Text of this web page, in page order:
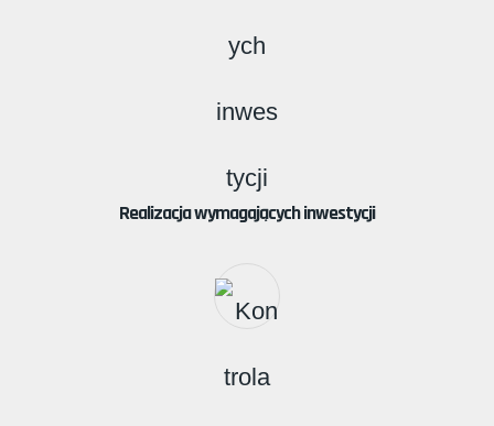
Realizacja wymagających inwestycji